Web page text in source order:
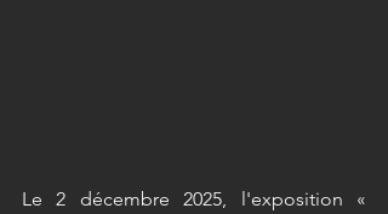
Le 2 décembre 2025, l'exposition «